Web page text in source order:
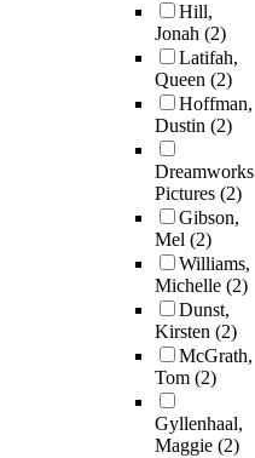
Hill,
Jonah (2)
Latifah,
Queen (2)
Hoffman,
Dustin (2)
Dreamworks
Pictures (2)
Gibson,
Mel (2)
Williams,
Michelle (2)
Dunst,
Kirsten (2)
McGrath,
Tom (2)
Gyllenhaal,
Maggie (2)